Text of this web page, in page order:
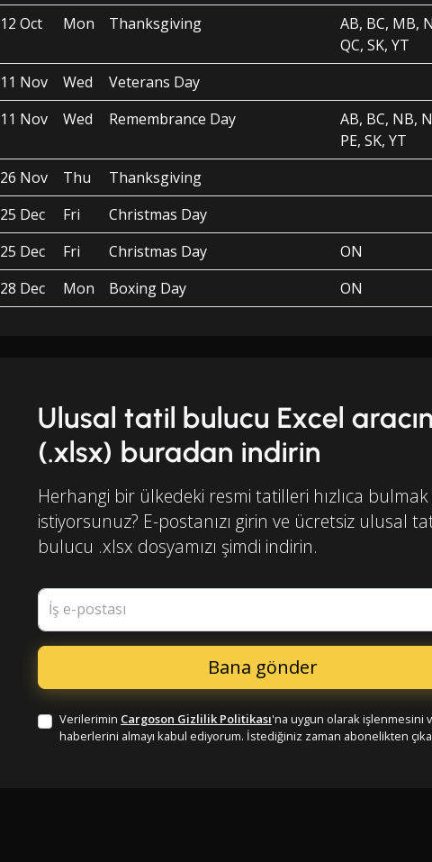
12 Oct Mon Thanksgiving
AB, BC, MB,
QC, SK, YT
11 Nov
Wed
Veterans Day
11 Nov
Wed Remembrance Day
AB, BC, NB,
PE, SK, YT
26 Nov
Thu
Thanksgiving
25 Dec
Fri
Christmas Day
25 Dec
Fri Christmas Day
ON
28 Dec
Mon Boxing Day ON
Ulusal tatil bulucu Excel
(.xlsx) buradan indirin
Herhangi bir ülkedeki resmi tatilleri hızlıca bulmak
istiyorsunuz? E-postanızı girin ve ücretsiz ulusal
bulucu .xlsx dosyamızı şimdi indirin.
İş e-postası
Verilerimin Cargoson Gizlilik Politikası'na uygun olarak işlenmesini
haberlerini almayı kabul ediyorum. İstediğiniz zaman abonelikten